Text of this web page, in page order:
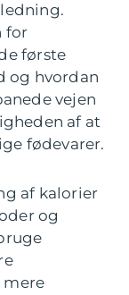
for
første
og hvordan
vejen
af at
fødevarer.
af kalorier
og
mere